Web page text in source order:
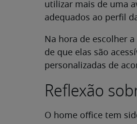
utilizar mais de uma
adequados ao perfil
Na hora de escolher
de que elas são
personalizadas de
Reflexão
O home office tem